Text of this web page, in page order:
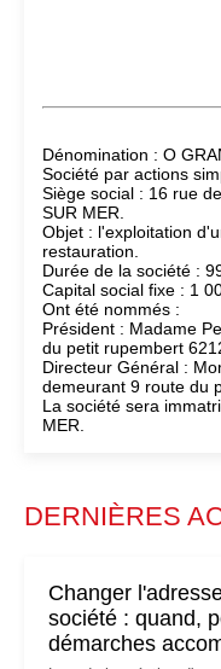
Dénomination : O
Société par actions
Siège social : 16 rue
SUR MER.
Objet : l'exploitation
restauration.
Durée de la société :
Capital social fixe : 1
Ont été nommés :
Président : Madame
du petit rupembert
Directeur Général :
demeurant 9 route du
La société sera
MER.
DERNIÈRES
Changer
société : quand,
démarches